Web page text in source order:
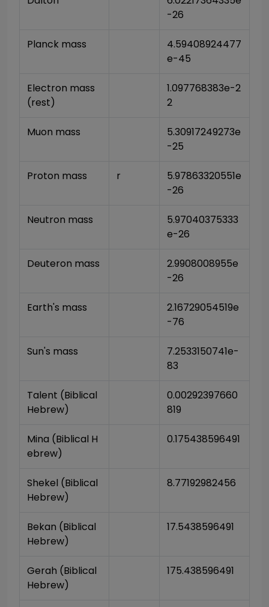
-26
Planck mass
4.59408924477
e-45
Electron mass
(rest)
1.097768383e-2
2
Muon mass
5.30917249273e
-25
Proton mass r
5.97863320551e
-26
Neutron mass
5.97040375333
e-26
Deuteron mass
2.9908008955e
-26
Earth's mass
2.16729054519e
-76
Sun's mass
7.2533150741e-
83
Talent (Biblical
Hebrew)
0.00292397660
819
Mina (Biblical H
ebrew)
0.175438596491
Shekel (Biblical
Hebrew)
8.77192982456
Bekan (Biblical
Hebrew)
17.5438596491
Gerah (Biblical
Hebrew)
175.438596491